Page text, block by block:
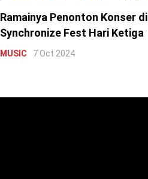
Ramainya Penonton Konser di
Synchronize Fest Hari Ketiga
MUSIC 7 Oct 2024